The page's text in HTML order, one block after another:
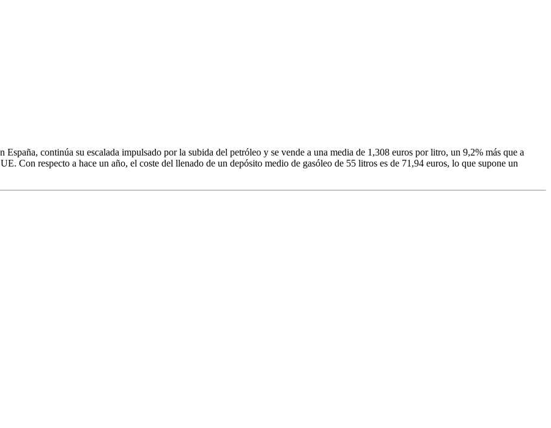
continúa su escalada impulsado por la subida del petróleo y se vende a una media de 1,308 euros por litro, un 9,2% más que a
Con respecto a hace un año, el coste del llenado de un depósito medio de gasóleo de 55 litros es de 71,94 euros, lo que supone un